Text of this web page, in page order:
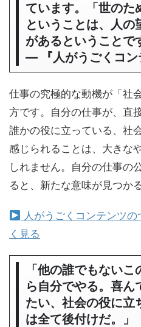
ています。「世のた
ということは、人の
があるということで
― 『人がうごくコン
仕事の究極的な動機が「社
方です。自分の仕事が、直
誰かの役に立っている、社
感じられることは、大きな
しれません。自分の仕事の
ると、新たな意味が見つか
人がうごくコンテンツ
く見る
「他の誰でもない
ら自分でやる。喜ん
たい、社会の役に立
は全て後付けだ。」